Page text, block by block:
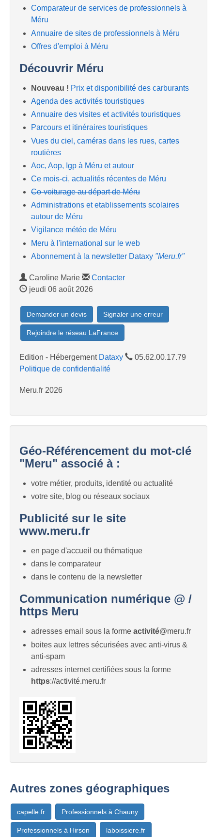
Comparateur de services de professionnels à
Méru
Annuaire de sites de professionnels à Méru
Offres d'emploi à Méru
Découvrir Méru
Nouveau ! Prix et disponibilité des carburants
Agenda des activités touristiques
Annuaire des visites et activités touristiques
Parcours et itinéraires touristiques
Vues du ciel, caméras dans les rues, cartes
routières
Aoc, Aop, Igp à Méru et autour
Ce mois-ci, actualités récentes de Méru
Co-voiturage au départ de Méru
Administrations et etablissements scolaires
autour de Méru
Vigilance météo de Méru
Meru à l'international sur le web
Abonnement à la newsletter Dataxy "Meru.fr"
Caroline Marie
Contacter
jeudi 06 août 2026
Demander un devis Signaler une erreur
Rejoindre le réseau LaFrance
Edition - Hébergement Dataxy
05.62.00.17.79
Politique de confidentialité
Meru.fr 2026
Géo-Référencement du mot-clé
"Meru" associé à :
votre métier, produits, identité ou actualité
votre site, blog ou réseaux sociaux
Publicité sur le site
www.meru.fr
en page d'accueil ou thématique
dans le comparateur
dans le contenu de la newsletter
Communication numérique @ /
https Meru
adresses email sous la forme activité@meru.fr
boites aux lettres sécurisées avec anti-virus &
anti-spam
adresses internet certifiées sous la forme
https://activité.meru.fr
Autres zones géographiques
capelle.fr Professionnels à Chauny
Professionnels à Hirson laboissiere.fr